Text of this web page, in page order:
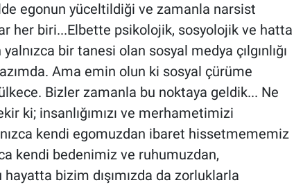
egonun yüceltildiği ve zamanla narsist
her biri...Elbette psikolojik, sosyolojik ve hatta
bir tanesi olan sosyal medya çılgınlığı
Ama emin olun ki sosyal çürüme
Bizler zamanla bu noktaya geldik... Ne
ki; insanlığımızı ve merhametimizi
kendi egomuzdan ibaret hissetmememiz
kendi bedenimiz ve ruhumuzdan,
bizim dışımızda da zorluklarla